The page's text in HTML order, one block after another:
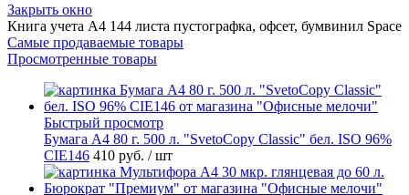
Закрыть окно
Книга учета А4 144 листа пустографка, офсет, бумвинил Space
Самые продаваемые товары
Просмотренные товары
Быстрый просмотр
Бумага А4 80 г. 500 л. "SvetoCopy Classic" бел. ISO 96%
CIE146 410 руб. / шт